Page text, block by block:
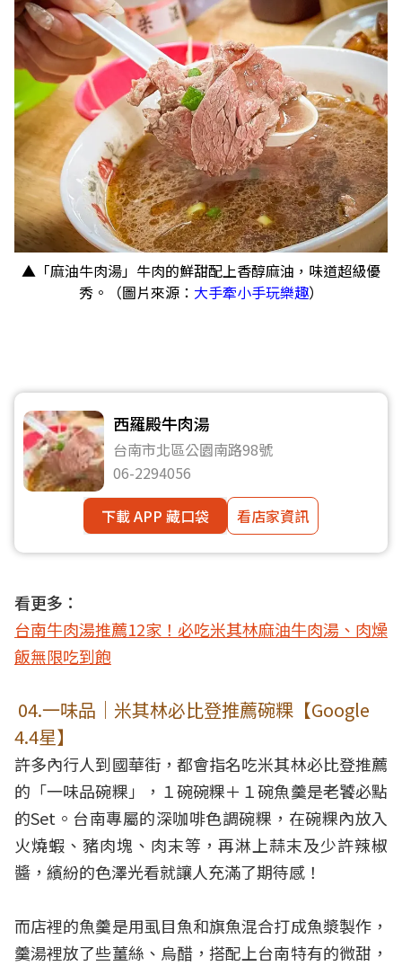
▲「麻油牛肉湯」牛肉的鮮甜配上香醇麻油，味道超級優
秀。（圖片來源： 大手牽小手玩樂趣）
西羅殿牛肉湯
台南市北區公園南路98號
06-2294056
下載 APP 藏口袋
看店家資訊
看更多：
台南牛肉湯推薦12家！必吃米其林麻油牛肉湯、肉燥
飯無限吃到飽
04.一味品｜米其林必比登推薦碗粿【Google
4.4星】
許多內行人到國華街，都會指名吃米其林必比登推薦
的「一味品碗粿」，１碗碗粿＋１碗魚羹是老饕必點
的Set。台南專屬的深咖啡色調碗粿，在碗粿內放入
火燒蝦、豬肉塊、肉末等，再淋上蒜末及少許辣椒
醬，繽紛的色澤光看就讓人充滿了期待感！
而店裡的魚羹是用虱目魚和旗魚混合打成魚漿製作，
羹湯裡放了些薑絲、烏醋，搭配上台南特有的微甜，